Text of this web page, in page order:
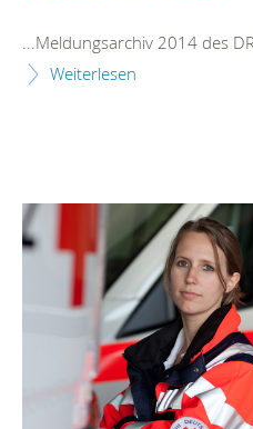
...Meldungsarchiv 2014 des
Weiterlesen